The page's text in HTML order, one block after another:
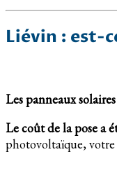
Liévin : est-
Les panneaux
Le coût de la pose a
photovoltaïque, votre